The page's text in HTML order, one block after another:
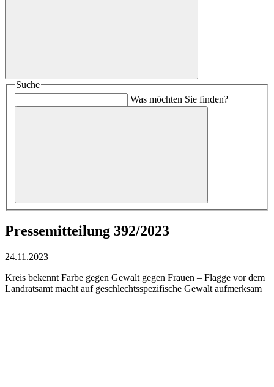
Suche
Was möchten Sie finden?
Pressemitteilung 392/2023
24.11.2023
Kreis bekennt Farbe gegen Gewalt gegen Frauen – Flagge vor dem
Landratsamt macht auf geschlechtsspezifische Gewalt aufmerksam